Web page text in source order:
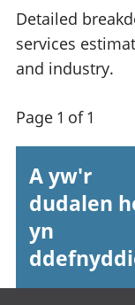
Detailed
services
and industry.
Page 1 of 1
A yw'r
dudalen
yn